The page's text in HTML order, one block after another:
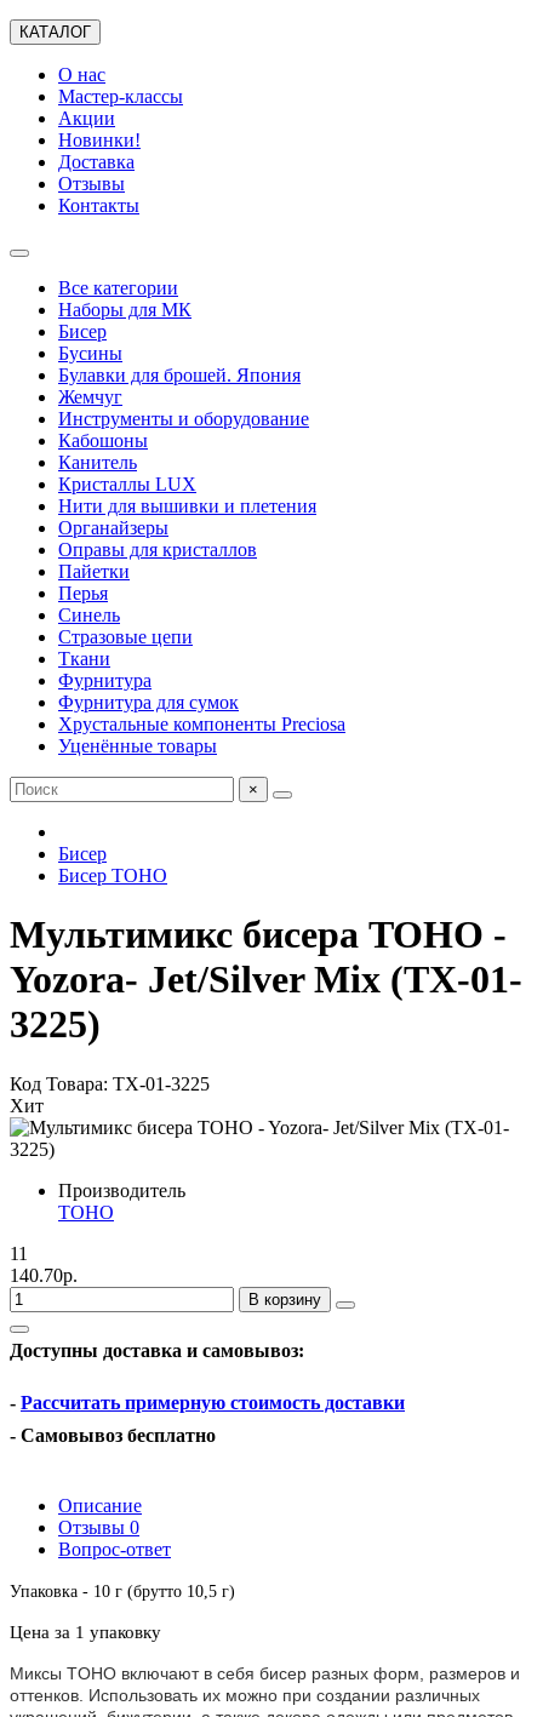
КАТАЛОГ
О нас
Мастер-классы
Акции
Новинки!
Доставка
Отзывы
Контакты
Все категории
Наборы для МК
Бисер
Бусины
Булавки для брошей. Япония
Жемчуг
Инструменты и оборудование
Кабошоны
Канитель
Кристаллы LUX
Нити для вышивки и плетения
Органайзеры
Оправы для кристаллов
Пайетки
Перья
Синель
Стразовые цепи
Ткани
Фурнитура
Фурнитура для сумок
Хрустальные компоненты Preciosa
Уценённые товары
×
Бисер
Бисер TOHO
Мультимикс бисера TOHO -
Yozora- Jet/Silver Mix (TX-01-
3225)
Код Товара: TX-01-3225
Хит
Производитель
TOHO
11
140.70р.
В корзину
Доступны доставка и самовывоз:
- Рассчитать примерную стоимость доставки
- Самовывоз бесплатно
Описание
Отзывы 0
Вопрос-ответ
Упаковка - 10 г (брутто 10,5 г)
Цена за 1 упаковку
Миксы TOHO включают в себя бисер разных форм, размеров и
оттенков. Использовать их можно при создании различных